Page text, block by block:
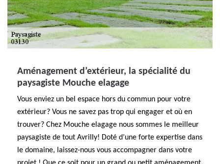
Aménagement d’extérieur, la spécialité du
paysagiste Mouche elagage
Vous enviez un bel espace hors du commun pour votre
extérieur? Vous ne savez pas trop qui engager et où en
trouver? Chez Mouche elagage nous sommes le meilleur
paysagiste de tout Avrilly! Doté d’une forte expertise dans
le domaine, laissez-nous vous accompagner dans votre